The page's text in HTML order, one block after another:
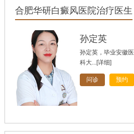
合肥华研白癜风医院治疗医生
孙定英
孙定英，毕业安徽医
科大...[详细]
问诊 预约
高汝辉